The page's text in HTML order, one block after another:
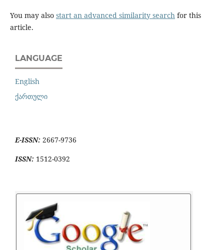
You may also start an advanced similarity searchfor this
article.
LANGUAGE
English
ქართული
E-ISSN: 2667-9736
ISSN: 1512-0392